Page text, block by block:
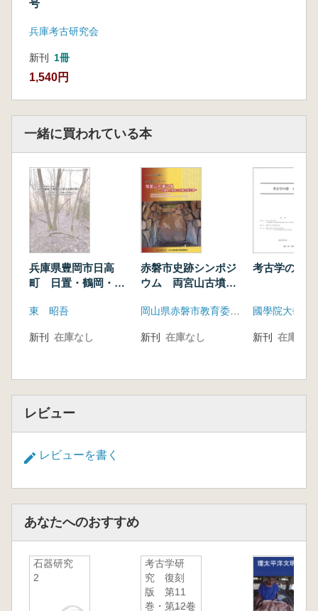
号
兵庫考古研究会
新刊 1冊
1,540円
一緒に買われている本
兵庫県豊岡市日高
町 日置・鶴岡・上
報告書
東 昭吾
新刊 在庫なし
赤磐市史跡シンポジ
ウム 両宮山古墳以
赤磐と倭王権
新刊 在庫なし
考古学の窓
新刊 在庫なし
レビュー
レビューを書く
あなたへのおすすめ
石器研究
2
考古学研
究 復刻
版 第11
巻・第12巻